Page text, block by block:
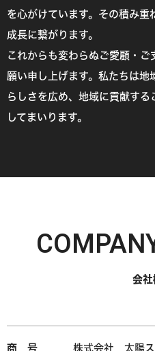
を心がけています。その積み重
成長に繋がります。
これからも変わらぬご愛顧・
願い申し上げます。私たちは地
らしさを広め、地域に貢献す
してまいります。
会社
商 号 株式会社 太陽ス